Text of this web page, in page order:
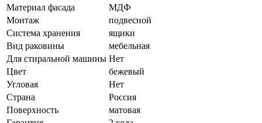
Материал фасада
МДФ
Монтаж
подвесной
Система хранения
ящики
Вид раковины
мебельная
Для стиральной машины Нет
Цвет
бежевый
Угловая
Нет
Страна
Россия
Поверхность
матовая